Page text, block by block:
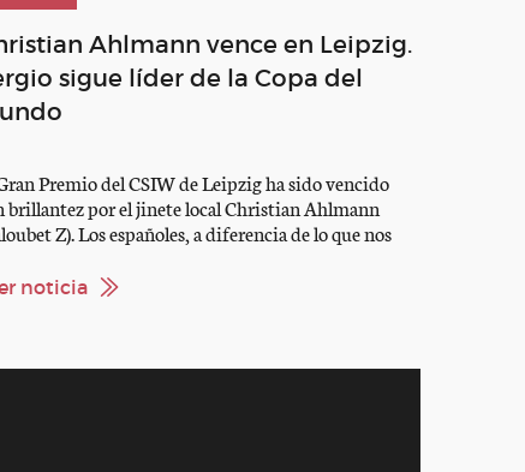
Ahlmann vence en Leipzig.
sigue líder de la Copa del
Premio del CSIW de Leipzig ha sido vencido
brillantez por el jinete local Christian Ahlmann
Z). Los españoles, a diferencia de lo que nos
para la Copa del Mundo de Saltos hasta la
noticia